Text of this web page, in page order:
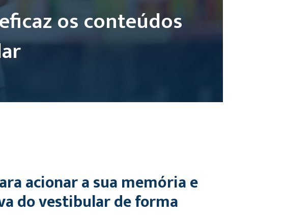
os conteúdos
acionar a sua memória e
do vestibular de forma